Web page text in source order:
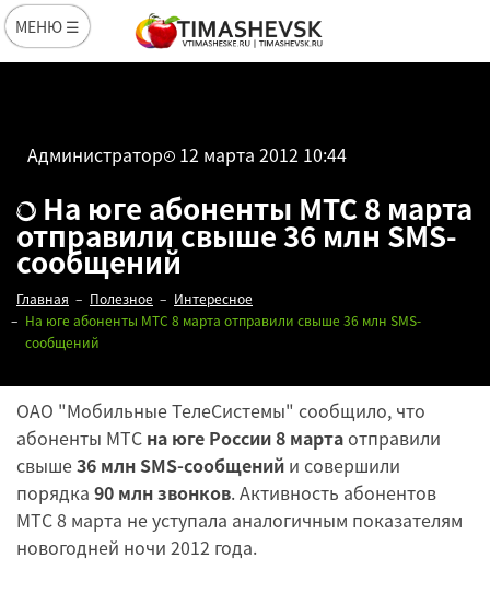
МЕНЮ ☰
Администратор 12 марта 2012 10:44
На юге абоненты МТС 8 марта
отправили свыше 36 млн SMS-
сообщений
Главная Полезное
Интересное
На юге абоненты МТС 8 марта отправили свыше 36 млн SMS-
сообщений
ОАО "Мобильные ТелеСистемы" сообщило, что
абоненты МТС на юге России 8 мартаотправили
свыше36 млн SMS-сообщений и совершили
порядка 90 млн звонков. Активность абонентов
МТС 8 марта не уступала аналогичным показателям
новогодней ночи 2012 года.